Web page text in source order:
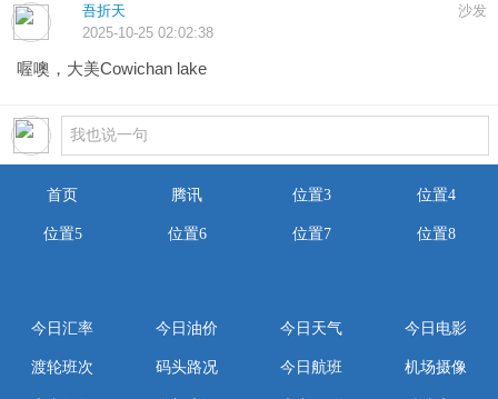
沙发
吾折天
2025-10-25 02:02:38
喔噢，大美Cowichan lake
首页 腾讯 位置3 位置4
位置5 位置6 位置7 位置8
今日汇率 今日油价 今日天气 今日电影
渡轮班次 码头路况 今日航班 机场摄像